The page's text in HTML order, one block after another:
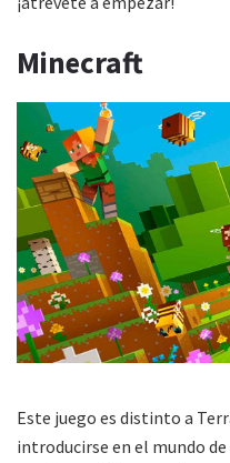
Minecraft
Este juego es distinto a
introducirse en el mundo